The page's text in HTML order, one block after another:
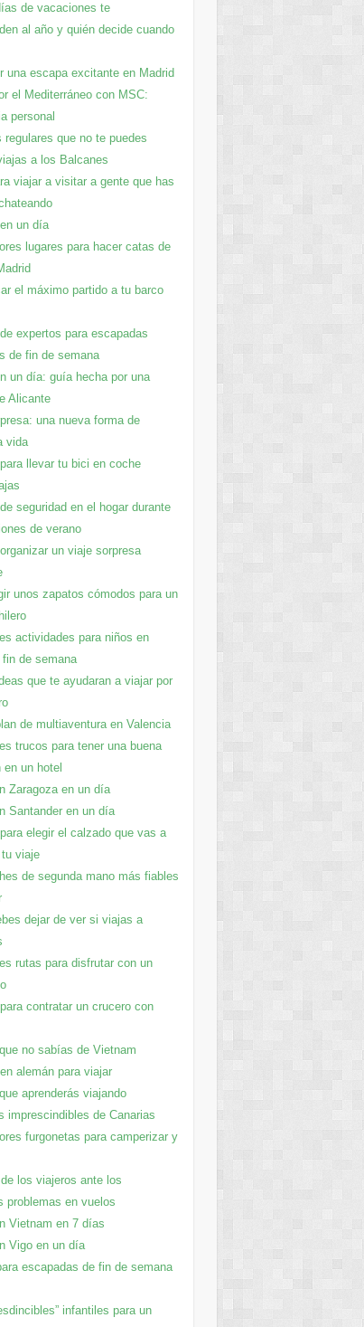
de vacaciones te
al año y quién decide cuando
una escapa excitante en Madrid
el Mediterráneo con MSC:
personal
regulares que no te puedes
a los Balcanes
viajar a visitar a gente que has
un día
lugares para hacer catas de
el máximo partido a tu barco
expertos para escapadas
de fin de semana
un día: guía hecha por una
Alicante
una nueva forma de
vida
llevar tu bici en coche
seguridad en el hogar durante
de verano
un viaje sorpresa
unos zapatos cómodos para un
actividades para niños en
fin de semana
que te ayudaran a viajar por
de multiaventura en Valencia
trucos para tener una buena
en un hotel
Zaragoza en un día
Santander en un día
elegir el calzado que vas a
viaje
de segunda mano más fiables
dejar de ver si viajas a
rutas para disfrutar con un
contratar un crucero con
no sabías de Vietnam
alemán para viajar
aprenderás viajando
imprescindibles de Canarias
furgonetas para camperizar y
los viajeros ante los
problemas en vuelos
Vietnam en 7 días
Vigo en un día
escapadas de fin de semana
infantiles para un